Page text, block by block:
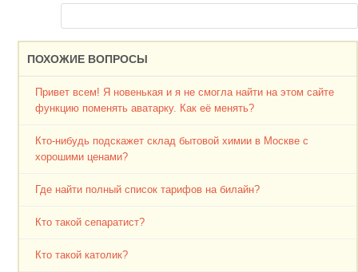
ПОХОЖИЕ ВОПРОСЫ
Привет всем! Я новенькая и я не смогла найти на этом сайте
функцию поменять аватарку. Как её менять?
Кто-нибудь подскажет склад бытовой химии в Москве с
хорошими ценами?
Где найти полный список тарифов на билайн?
Кто такой сепаратист?
Кто такой католик?